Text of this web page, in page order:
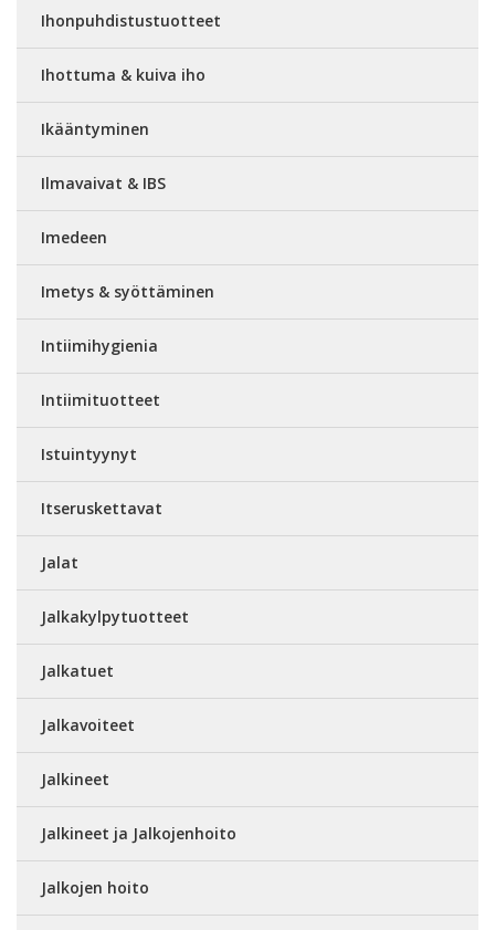
Ihonpuhdistustuotteet
Ihottuma & kuiva iho
Ikääntyminen
Ilmavaivat & IBS
Imedeen
Imetys & syöttäminen
Intiimihygienia
Intiimituotteet
Istuintyynyt
Itseruskettavat
Jalat
Jalkakylpytuotteet
Jalkatuet
Jalkavoiteet
Jalkineet
Jalkineet ja Jalkojenhoito
Jalkojen hoito